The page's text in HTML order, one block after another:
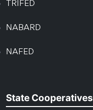
TRIFED
NABARD
NAFED
State Cooperatives